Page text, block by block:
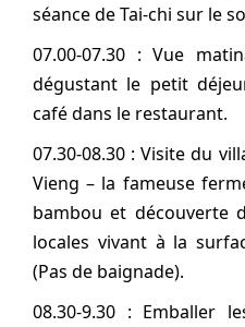
séance de Tai-chi sur le
07.00-07.30 : Vue
dégustant le petit
café dans le restaurant.
07.30-08.30 : Visite du
Vieng – la fameuse
bambou et découverte
locales vivant à la
(Pas de baignade).
08.30-9.30 : Emballer